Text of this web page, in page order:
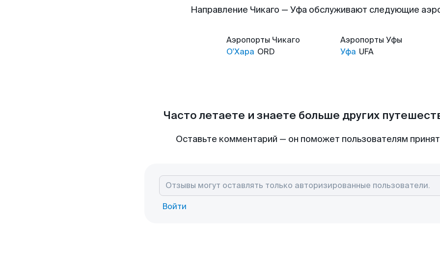
Направление Чикаго — Уфа обслуживают следующие
Аэропорты Чикаго
О'Хара ORD
Аэропорты Уфы
Уфа UFA
Часто летаете и знаете больше других
Оставьте комментарий — он поможет пользователям
Войти